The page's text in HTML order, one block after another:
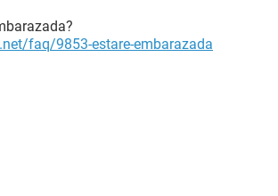
faq/9853-estare-embarazada